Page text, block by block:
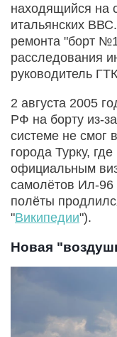
находящийся на
итальянских
ремонта "борт
расследования
руководитель
2 августа 2005
РФ на борту из-
системе не смог
города Турку,
официальным
самолётов Ил-
полёты
"Википедии").
Новая